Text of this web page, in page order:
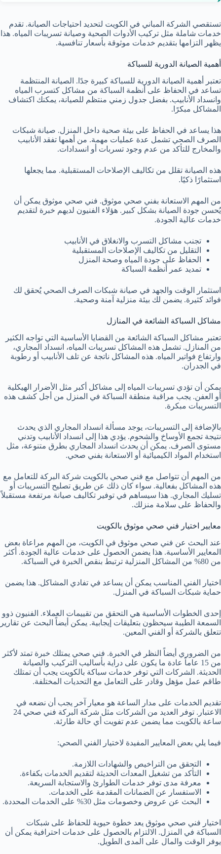
تستقصي الشركة المباني في الكويت لتحديد احتياجات الصيانة. تقدم
خدمات شاملة مثل تركيب الأدوات الصحية وصيانة تسريبات المياه. هذا
يظهر التزامها بتقديم خدمات موثوقة بأسعار تنافسية.
أهمية الصيانة الدورية للسباكة
تعتبر أهمية الصيانة الدورية للسباكة كبيرة جدًا. الصيانة المنتظمة
تساعد في الحفاظ على أنظمة السباكة من مشاكل كتسرب المياه
وانسداد الأنابيب. بفضل جدول زمني منتظم للصيانة، يمكنك اكتشاف
المشاكل مبكرًا.
هذا يساعد في الحفاظ على بيئة صحية داخل المنزل. صيانة شبكات
الصرف الصحي تشمل عدة عمليات مهمة. من أهمها تفقد الأنابيب
والمخارج للتأكد من عدم وجود تسربات أو انسدادات.
هذه الصيانة تقلل من تكاليف الإصلاحات المستقبلية. مما يجعلها
استثمارًا ذكيًا.
من المهم الاستعانة بفني صحي موثوق. فني صحي موثوق يمكن أن
يُحسن جودة الصيانة بشكل كبير. هؤلاء الفنيون لديهم خبرة لتقديم
خدمات عالية الجودة.
تجنب مشاكل التسرب والانغلاق في الأنابيب
التقليل من تكاليف الإصلاحات المستقبلية
الحفاظ على جودة المياه وصحة المنزل
تمديد عمر أنظمة السباكة
استثمار الوقت والجهد في صيانة شبكات الصرف الصحي يُحقق لك
فوائد كثيرة. يضمن لك بيئة منزلية آمنة وصحية.
مشاكل السباكة الشائعة في المنازل
تعتبر مشاكل السباكة الشائعة من القضايا الأساسية التي تواجه الكثير
من المنازل. تشمل هذه المشاكل تسريبات المياه، انسداد المجاري،
وارتفاع فواتير المياه. هذه المشاكل ناتجة عن تلف الأنابيب أو رطوبة
في الجدران.
يمكن أن تؤدي تسريبات المياه إلى مشاكل أكبر مثل الأضرار الهيكلية
أو العفن. يجب مراقبة منطقة السباكة في المنزل من أجل كشف هذه
التسريبات مبكرة.
بالإضافة إلى التسريبات، يوجد مسألة انسداد المجاري الذي يحدث
نتيجة تجمع الأوساخ والشحوم. يؤدي هذا إلى انسداد الأنابيب وتدني
مستوى الصرف. يمكن أن يحدث انسداد المجاري بطرق متنوعة، مثل
استخدام المواد الكيميائية أو الاستعانة بفني صحي.
من المهم أن تتواصل مع فني صحي بالكويت شركة البركة للتعامل مع
هذه المشاكل بفعالية. سواء كان ذلك عن طريق تصليح التسريبات أو
تسليك المجاري. هذا سيساهم في توفير تكاليف صيانة مرتفعة مستقبلاً
والحفاظ على سلامة منزلك.
معايير اختيار فني صحي موثوق بالكويت
عند البحث عن فني صحي موثوق في الكويت، من المهم مراعاة بعض
المعايير الأساسية. هذا يضمن الحصول على خدمات عالية الجودة. أكثر
من 80% من المشاكل المنزلية ترتبط بنقص الخبرة في السباكة.
اختيار الفني المناسب يمكن أن يساعد في تفادي المشاكل. هذا يضمن
حماية شبكات السباكة في المنزل.
إحدى الخطوات الأساسية هي التحقق من تقييمات العملاء. الفنيون ذوو
السمعة الطيبة سيحظون بتعليقات إيجابية. يمكن أيضاً البحث عن تقارير
تتعلق بالشركة أو الفني المعين.
من الضروري أيضاً النظر في الخبرة. فني صحي يمتلك خبرة تمتد لأكثر
من 15 عاماً عادة ما يكون على دراية بأساليب التركيب والصيانة
الحديثة. الشركات التي توفر خدمات سباكة بالكويت يجب أن تمتلك
طاقم عمل مؤهل وقادر على التعامل مع التحديات المختلفة.
تقديم الخدمات على مدار الساعة هو معيار آخر يجب أن نضعه في
الاعتبار. توفر العديد من الشركات مثل شركة البركة فني صحي 24
ساعة بالكويت مما يضمن عدم تفويت أي حالة طارئة.
فيما يلي بعض المعايير المفيدة لاختيار الفني الصحي:
التحقق من التراخيص والشهادات اللازمة.
التأكد من تشغيل المعدات الحديثة لتقديم الخدمات بكفاءة.
معرفة مدى توفر خدمات الطوارئ والاستجابة السريعة.
الاستفسار عن الضمانات المقدمة على الخدمات.
البحث عن عروض وخصومات مثل 30% على الخدمات المحددة.
اختيار فني صحي موثوق يعد خطوة حيوية للحفاظ على شبكات
السباكة في المنزل. الالتزام بالحصول على خدمات احترافية يمكن أن
يوفر الوقت والمال على المدى الطويل.